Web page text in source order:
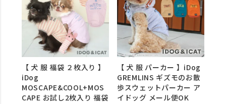
【 犬 服 福袋 ２枚入り 】
iDog
MOSCAPE&COOL+MOS
CAPE お試し2枚入り 福袋
【 犬 服 パーカー 】iDog
GREMLINS ギズモのお散
歩スウェットパーカー ア
イドッグ メール便OK